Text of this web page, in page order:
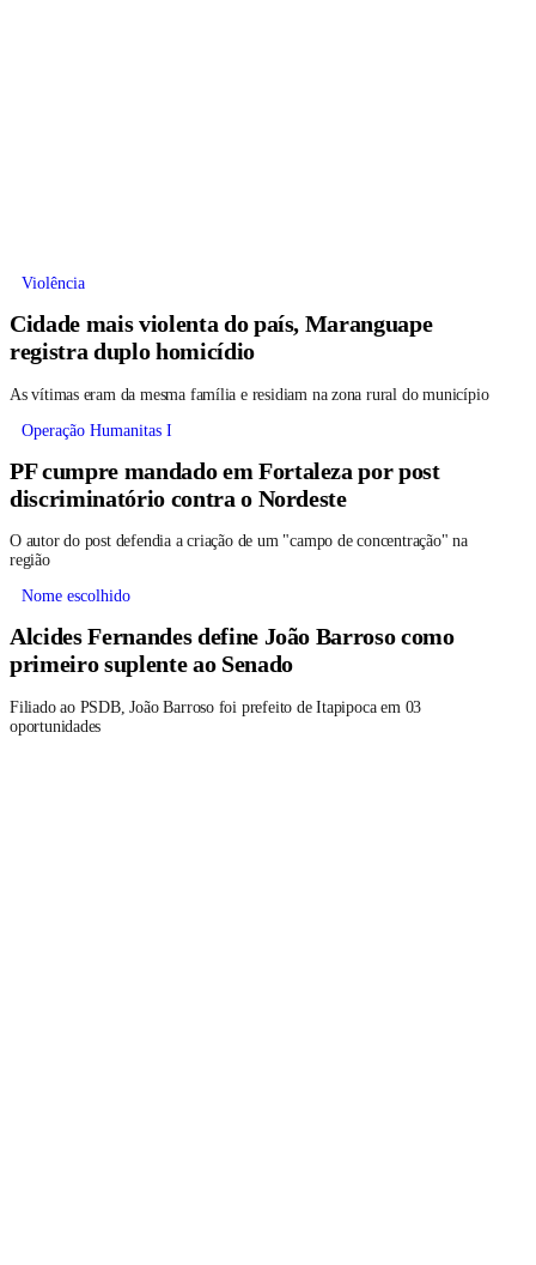
Violência
Cidade mais violenta do país, Maranguape
registra duplo homicídio
As vítimas eram da mesma família e residiam na zona rural do município
Operação Humanitas I
PF cumpre mandado em Fortaleza por post
discriminatório contra o Nordeste
O autor do post defendia a criação de um "campo de concentração" na
região
Nome escolhido
Alcides Fernandes define João Barroso como
primeiro suplente ao Senado
Filiado ao PSDB, João Barroso foi prefeito de Itapipoca em 03
oportunidades